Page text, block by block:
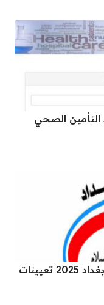
الصحي
من هنا.. رابط اسماء عقود محافظة بغداد 2025 تعيينات